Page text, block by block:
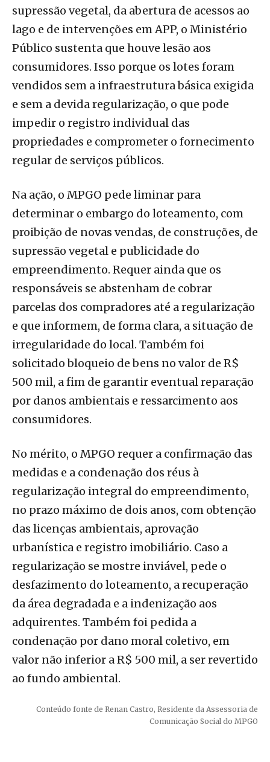
supressão vegetal, da abertura de acessos ao
lago e de intervenções em APP, o Ministério
Público sustenta que houve lesão aos
consumidores. Isso porque os lotes foram
vendidos sem a infraestrutura básica exigida
e sem a devida regularização, o que pode
impedir o registro individual das
propriedades e comprometer o fornecimento
regular de serviços públicos.
Na ação, o MPGO pede liminar para
determinar o embargo do loteamento, com
proibição de novas vendas, de construções, de
supressão vegetal e publicidade do
empreendimento. Requer ainda que os
responsáveis se abstenham de cobrar
parcelas dos compradores até a regularização
e que informem, de forma clara, a situação de
irregularidade do local. Também foi
solicitado bloqueio de bens no valor de R$
500 mil, a fim de garantir eventual reparação
por danos ambientais e ressarcimento aos
consumidores.
No mérito, o MPGO requer a confirmação das
medidas e a condenação dos réus à
regularização integral do empreendimento,
no prazo máximo de dois anos, com obtenção
das licenças ambientais, aprovação
urbanística e registro imobiliário. Caso a
regularização se mostre inviável, pede o
desfazimento do loteamento, a recuperação
da área degradada e a indenização aos
adquirentes. Também foi pedida a
condenação por dano moral coletivo, em
valor não inferior a R$ 500 mil, a ser revertido
ao fundo ambiental.
Conteúdo fonte de Renan Castro, Residente da Assessoria de
Comunicação Social do MPGO